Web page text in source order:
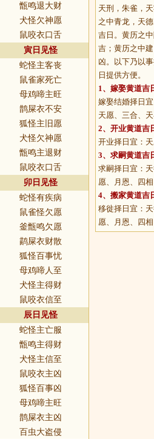
甑鸣退大财
犬怪欠神愿
鼠咬衣口舌
寅日见怪
蛇怪主客丧
鼠雀家死亡
母鸡啼主旺
鹊屎衣不安
狐怪主旧愿
犬怪欠神愿
甑鸣主退财
鼠咬衣口舌
卯日见怪
蛇怪有疾病
鼠雀怪欠愿
釜甑鸣欠愿
鹋屎衣财散
狐怪百事忧
母鸡啼人至
犬怪主得财
鼠咬衣信至
辰日见怪
蛇怪主亡服
甑鸣主得财
犬怪主信至
鼠咬衣主凶
狐怪百事凶
母鸡啼主旺
鹊屎衣主凶
百虫大盗侵
天刑，朱雀，
之中青龙，天
吉日。黄历之
吉；黄历之中
凶。以下乃以
日提供方便。
1、 嫁娶黄道吉
嫁娶结婚择日
天愿、三合、
2、 开业黄道吉
开业择日宜：
3、 求嗣黄道吉
求嗣择日宜：
愿、月恩、四
4、 搬家黄道吉
移徙择日宜：
愿、月恩、四